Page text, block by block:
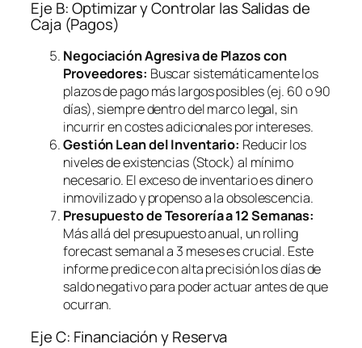
Eje B: Optimizar y Controlar las Salidas de
Caja (Pagos)
Negociación Agresiva de Plazos con
Proveedores: Buscar sistemáticamente los
plazos de pago más largos posibles (ej. 60 o 90
días), siempre dentro del marco legal, sin
incurrir en costes adicionales por intereses.
Gestión Lean del Inventario: Reducir los
niveles de existencias (Stock) al mínimo
necesario. El exceso de inventario es dinero
inmovilizado y propenso a la obsolescencia.
Presupuesto de Tesorería a 12 Semanas:
Más allá del presupuesto anual, unrolling
forecastsemanal a 3 meses es crucial. Este
informe predice con alta precisión los días de
saldo negativo para poder actuar antes de que
ocurran.
Eje C: Financiación y Reserva